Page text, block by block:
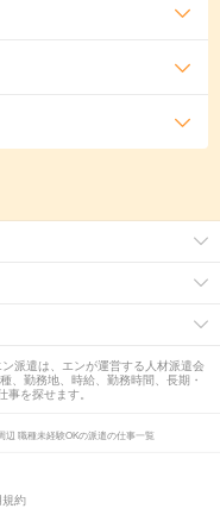
派遣は、エンが運営する人材派遣会
、勤務地、時給、勤務時間、長期・
を探せます。
辺 職種未経験OKの派遣の仕事一覧
規約